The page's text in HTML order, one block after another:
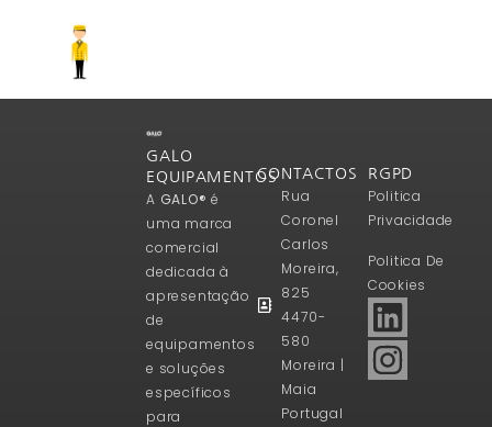
GALO
EQUIPAMENTOS
A GALO® é
uma marca
comercial
dedicada à
apresentação
de
equipamentos
e soluções
específicos
para
CONTACTOS
Rua
Coronel
Carlos
Moreira,
825
4470-
580
Moreira |
Maia
Portugal
RGPD
Politica
Privacidade
Politica De
Cookies